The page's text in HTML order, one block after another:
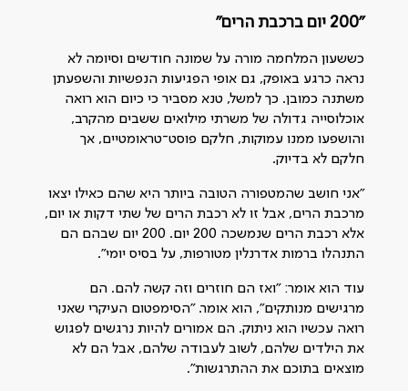
"200 יום ברכבת הרים"
כששעון המלחמה מורה על שמונה חודשים וסיומה לא
נראה כרגע באופק, גם אופי הפגיעות הנפשיות והשפעתן
משתנה כמובן. כך למשל, טנא מסביר כי כיום הוא רואה
אוכלוסייה גדולה של משרתי מילואים ששבים מהקרב,
והושפעו ממנו עמוקות, חלקם פוסט־טראומטיים, אך
חלקם לא בדיוק.
"אני חושב שהמטפורה הטובה ביותר היא שהם כאילו יצאו
מרכבת הרים, אבל זו לא רכבת הרים של שתי דקות או יום,
אלא רכבת הרים שנמשכה 200 יום. 200 יום שבהם הם
התנהלו ברמות אדרנלין מטורפות, על בסיס יומי".
עוד הוא אומר: "ואז הם חוזרים וזה קשה להם. הם
מרגישים מנותקים", הוא אומר. "הסימפטום העיקרי שאני
רואה עכשיו הוא ניתוק. הם אמורים להיות נרגשים לפגוש
את הילדים שלהם, לשוב לעבודה שלהם, אבל הם לא
מוצאים בתוכם את ההתרגשות".